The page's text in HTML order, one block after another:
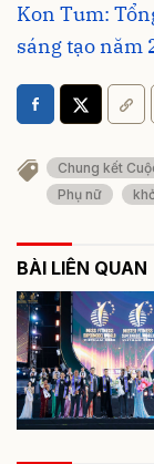
Kon Tum:
sáng tạo năm
Chung kết
Phụ nữ
BÀI LIÊN QUAN